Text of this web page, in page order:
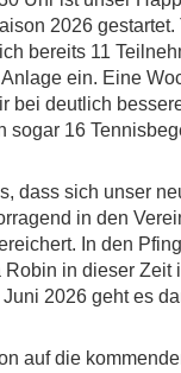
2026 gestartet.
bereits 11
ein. Eine
bei deutlich
sogar 16
dass sich unser
in den
In den
in dieser Zeit
Juni 2026 geht es
auf die